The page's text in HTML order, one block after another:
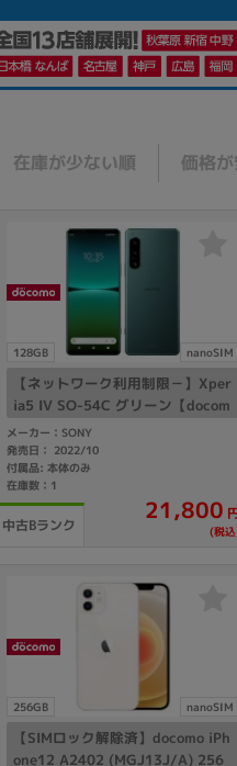
在庫が少ない順 価格
128GB nanoSIM
【ネットワーク利用制限－】Xper
ia5 IV SO-54C グリーン【docom
o版SIMフリー】
メーカー：SONY
発売日： 2022/10
付属品: 本体のみ
在庫数：1
中古Bランク
21,800
(税
256GB nanoSIM
【SIMロック解除済】docomo iPh
one12 A2402 (MGJ13J/A) 256
商品ジャンルの絞り込み
ノートPC
メーカー
製造、販売メーカーの絞り込み
ドライブの絞り込み
BD−R BD-ROM DVD-